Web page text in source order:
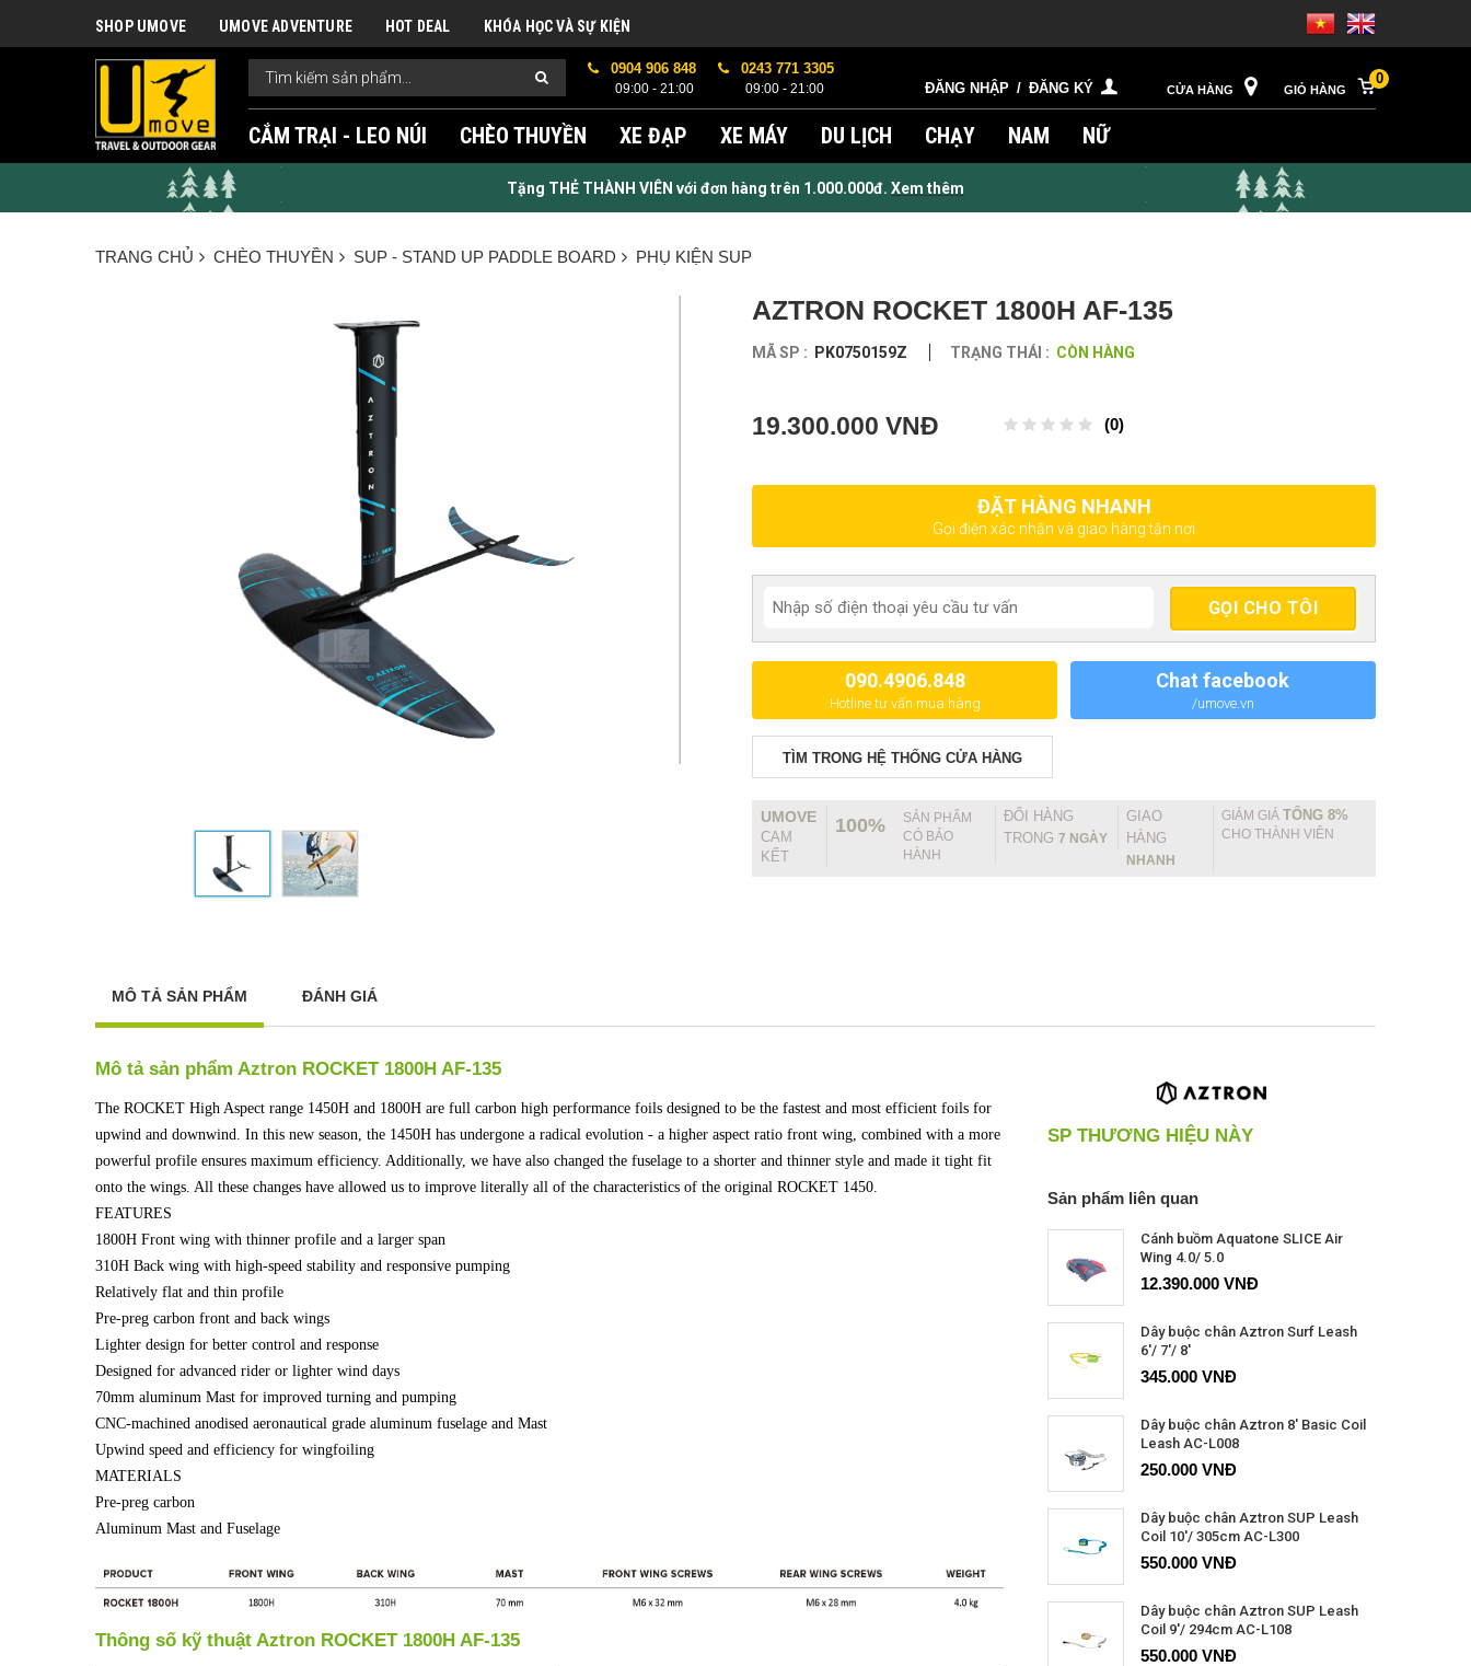
SHOP UMOVE UMOVE ADVENTURE HOT DEAL KHÓA HỌC VÀ SỰ KIỆN
0904 906 848
09:00 - 21:00
0243 771 3305
09:00 - 21:00 ĐĂNG NHẬP / ĐĂNG KÝ CỬA HÀNG GIỎ HÀNG
0
CẮM TRẠI - LEO NÚI CHÈO THUYỀN XE ĐẠP XE MÁY DU LỊCH CHẠY NAM NỮ
Tặng THẺ THÀNH VIÊN với đơn hàng trên 1.000.000đ. Xem thêm
TRANG CHỦ CHÈO THUYỀN SUP - STAND UP PADDLE BOARD PHỤ KIỆN SUP
AZTRON ROCKET 1800H AF-135
MÃ SP : PK0750159Z TRẠNG THÁI : CÒN HÀNG
19.300.000 VNĐ (0)
ĐẶT HÀNG NHANH
Gọi điện xác nhận và giao hàng tận nơi
090.4906.848
Hotline tư vấn mua hàng
Chat facebook
/umove.vn
TÌM TRONG HỆ THỐNG CỬA HÀNG
UMOVE
CAM
KẾT
100%
SẢN PHẨM
CÓ BẢO
HÀNH
ĐỔI HÀNG
TRONG 7 NGÀY
GIAO
HÀNG
NHANH
GIẢM GIÁ TỔNG 8%
CHO THÀNH VIÊN
MÔ TẢ SẢN PHẨM ĐÁNH GIÁ
Mô tả sản phẩm Aztron ROCKET 1800H AF-135
The ROCKET High Aspect range 1450H and 1800H are full carbon high performance foils designed to be the fastest and most efficient foils for
upwind and downwind. In this new season, the 1450H has undergone a radical evolution - a higher aspect ratio front wing, combined with a more
powerful profile ensures maximum efficiency. Additionally, we have also changed the fuselage to a shorter and thinner style and made it tight fit
onto the wings. All these changes have allowed us to improve literally all of the characteristics of the original ROCKET 1450.
FEATURES
1800H Front wing with thinner profile and a larger span
310H Back wing with high-speed stability and responsive pumping
Relatively flat and thin profile
Pre-preg carbon front and back wings
Lighter design for better control and response
Designed for advanced rider or lighter wind days
70mm aluminum Mast for improved turning and pumping
CNC-machined anodised aeronautical grade aluminum fuselage and Mast
Upwind speed and efficiency for wingfoiling
MATERIALS
Pre-preg carbon
Aluminum Mast and Fuselage
Thông số kỹ thuật Aztron ROCKET 1800H AF-135
SP THƯƠNG HIỆU NÀY
Sản phẩm liên quan
Cánh buồm Aquatone SLICE Air
Wing 4.0/ 5.0
12.390.000 VNĐ
Dây buộc chân Aztron Surf Leash
6'/ 7'/ 8'
345.000 VNĐ
Dây buộc chân Aztron 8' Basic Coil
Leash AC-L008
250.000 VNĐ
Dây buộc chân Aztron SUP Leash
Coil 10'/ 305cm AC-L300
550.000 VNĐ
Dây buộc chân Aztron SUP Leash
Coil 9'/ 294cm AC-L108
550.000 VNĐ